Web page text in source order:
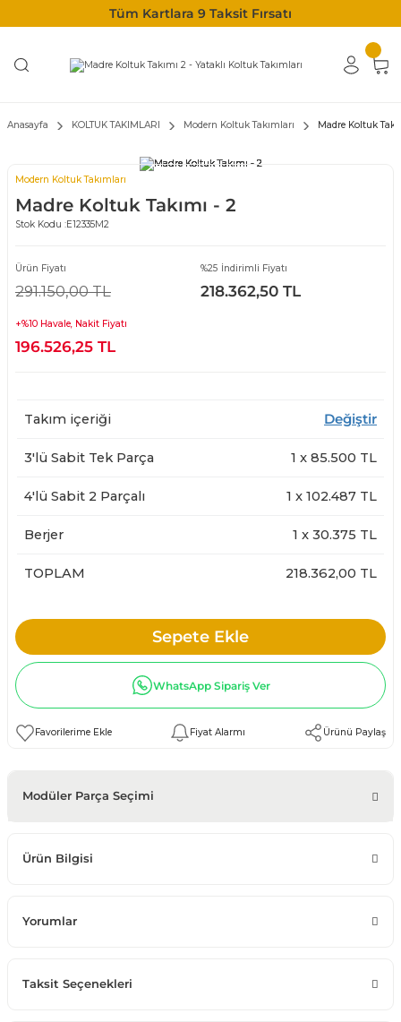
Tüm Kartlara 9 Taksit Fırsatı
Anasayfa KOLTUK TAKIMLARI Modern Koltuk Takımları Madre Koltuk
Modern Koltuk Takımları
Madre Koltuk Takımı - 2
Stok Kodu :E12335M2
Ürün Fiyatı
291.150,00 TL
%25 İndirimli Fiyatı
218.362,50 TL
+%10 Havale, Nakit Fiyatı
196.526,25 TL
Takım içeriği Değiştir
3'lü Sabit Tek Parça 1 x 85.500 TL
4'lü Sabit 2 Parçalı 1 x 102.487TL
Berjer 1 x 30.375 TL
TOPLAM 218.362,00 TL
Sepete Ekle
WhatsApp Sipariş Ver
Fiyat Alarmı Ürünü Paylaş
Modüler Parça Seçimi
Ürün Bilgisi
Yorumlar
Taksit Seçenekleri